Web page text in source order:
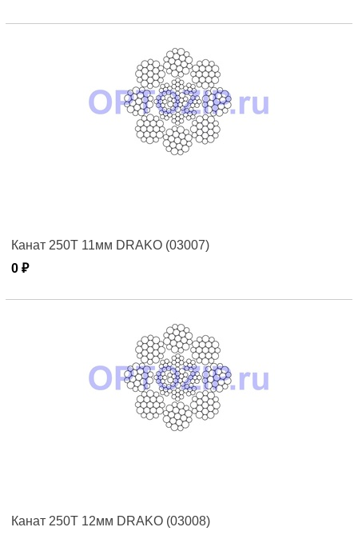
Канат 250T 11мм DRAKO (03007)
0 ₽
Канат 250T 12мм DRAKO (03008)